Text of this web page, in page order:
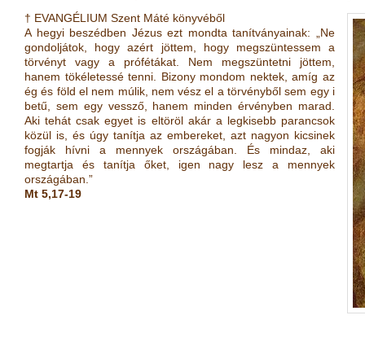
† EVANGÉLIUM Szent Máté könyvéből
A hegyi beszédben Jézus ezt mondta tanítványainak: „Ne
gondoljátok, hogy azért jöttem, hogy megszüntessem a
törvényt vagy a prófétákat. Nem megszüntetni jöttem,
hanem tökéletessé tenni. Bizony mondom nektek, amíg az
ég és föld el nem múlik, nem vész el a törvényből sem egy i
betű, sem egy vessző, hanem minden érvényben marad.
Aki tehát csak egyet is eltöröl akár a legkisebb parancsok
közül is, és úgy tanítja az embereket, azt nagyon kicsinek
fogják hívni a mennyek országában. És mindaz, aki
megtartja és tanítja őket, igen nagy lesz a mennyek
országában.”
Mt 5,17-19